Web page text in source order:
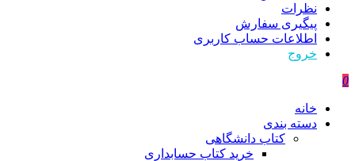
نظرات
پیگیری سفارش
اطلاعات حساب كاربری
خروج
0
خانه
دسته بندی
کتاب دانشگاهی
خرید کتاب حسابداری